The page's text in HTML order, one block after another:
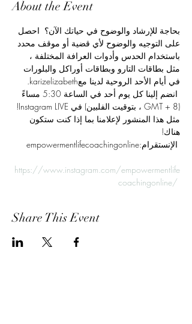
About the Event
بحاجة للإرشاد والوضوح في حياتك الآن؟  احصل
على التوجيه والوضوح لأي قضية أو موقف محدد
باستخدام الحدس وأدوات العرافة المختلفة ،
مثل بطاقات التارو وبطاقات أوراكل والبلورات
في أيام الأحد الروحية لدينا معkarizelizabeth.
انضم إلينا كل يوم أحد في الساعة 5:30 مساءً
(GMT + 8 ، بتوقيت الفلبين) في Instagram LIVE!
مثل هذا المنشور لإعلامنا بما إذا كنت ستكون
هناك!
https://www.instagram.com/empowermentlife
coachingonline/
Share This Event